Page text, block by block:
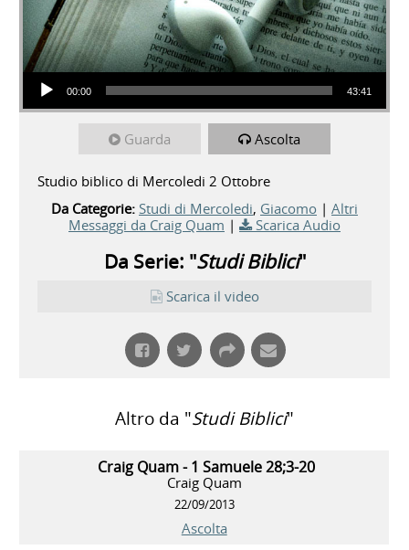
Audio Player
00:00 43:41
Guarda Ascolta
Studio biblico di Mercoledi 2 Ottobre
Da Categorie: Studi di Mercoledi, Giacomo | Altri
Messaggi da Craig Quam | Scarica Audio
Da Serie: "Studi Biblici"
Scarica il video
Altro da "Studi Biblici"
Craig Quam - 1 Samuele 28;3-20
Craig Quam
22/09/2013
Ascolta